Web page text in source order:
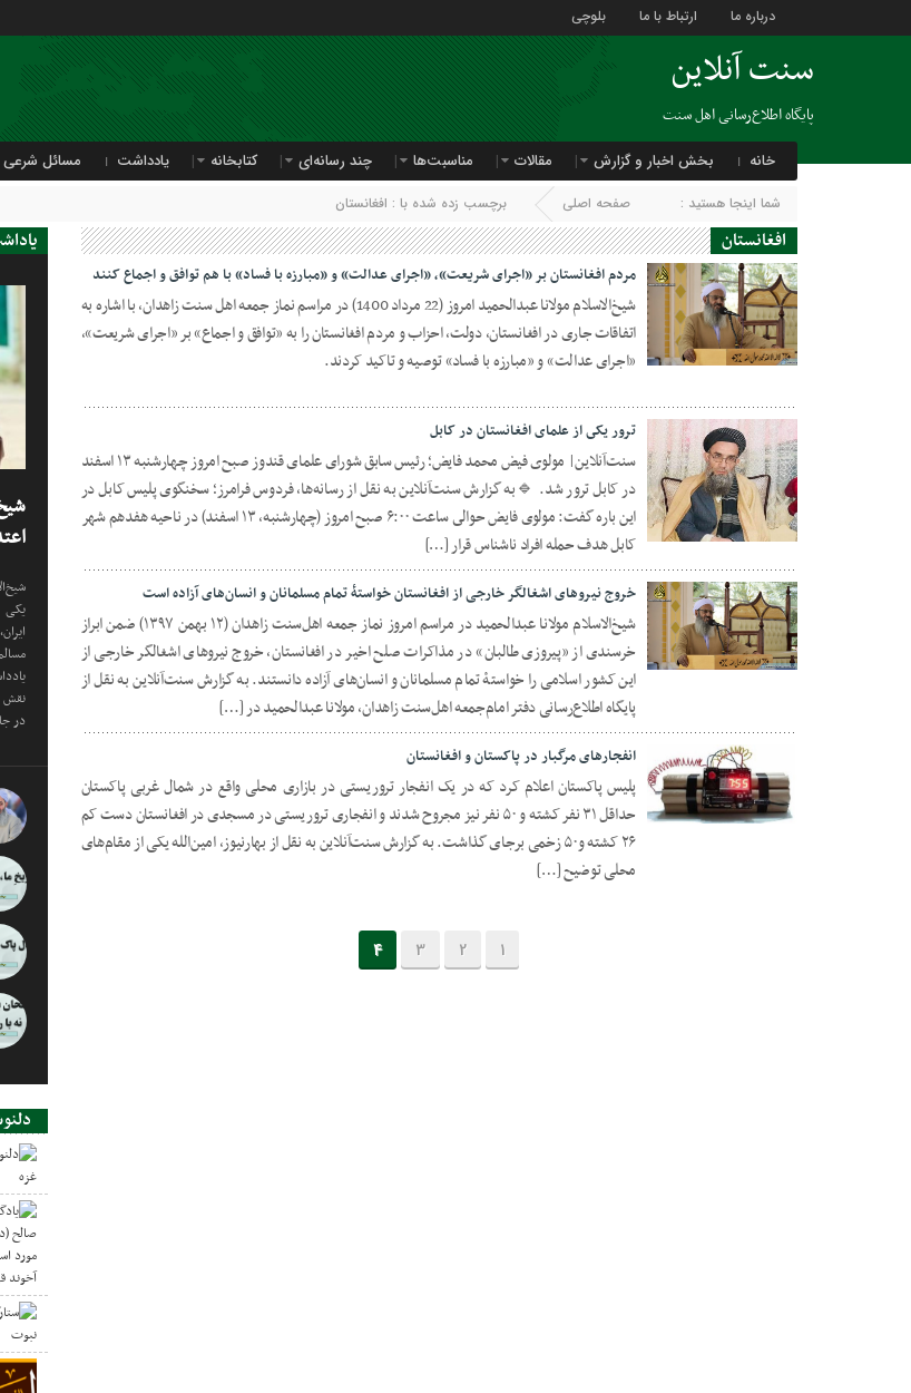
درباره ما ارتباط با ما بلوچی
سنت آنلاین
پایگاه اطلاع‌رسانی اهل سنت
خانه بخش اخبار و گزارش مقالات مناسبت‌ها چند رسانه‌ای کتابخانه یادداشت مسائل شرعی
شما اینجا هستید : صفحه اصلی برچسب زده شده با : افغانستان
افغانستان
13 آگوست 2021
مردم افغانستان بر «اجرای شریعت»، «اجرای عدالت» و «مبارزه با فساد» با هم توافق و اجماع کنند
شیخ‌الاسلام مولانا عبدالحمید امروز (22 مرداد 1400) در مراسم نماز جمعه اهل سنت زاهدان، با اشاره به
اتفاقات جاری در افغانستان، دولت، احزاب و مردم افغانستان را به «توافق و اجماع» بر «اجرای شریعت»،
«اجرای عدالت» و «مبارزه با فساد» توصیه و تاکید کردند.
03 مارس 2021
ترور يکى از علماى افغانستان در کابل
سنت‌آنلاين| مولوى فیض‌ محمد فایض؛ رئیس‌ سابق شورای علمای قندوز صبح امروز چهارشنبه ۱۳ اسفند
در کابل ترور شد. 🔹به گزارش سنت‌آنلاين به نقل از رسانه‌ها، فردوس فرامرز؛ سخنگوی پلیس کابل در
اين باره گفت: مولوی فایض حوالى ساعت ۶:۰۰ صبح امروز (چهارشنبه، ۱۳ اسفند) در ناحیه هفدهم شهر
کابل هدف حمله افراد ناشناس قرار […]
02 فوریه 2019
خروج نیروهای اشغالگر خارجی از افغانستان خواستۀ تمام مسلمانان و انسان‌های آزاده است
شیخ‌الاسلام مولانا عبدالحمید در مراسم امروز نماز جمعه اهل‌سنت زاهدان (١٢ بهمن ١٣٩٧) ضمن ابراز
خرسندی از «پیروزی طالبان» در مذاکرات صلح اخیر در افغانستان، خروج نیروهای اشغالگر خارجی از
این کشور اسلامی را خواستۀ تمام مسلمانان و انسان‌های آزاده دانستند. به گزارش سنت‌آنلاین به نقل از
پایگاه اطلاع‌رسانی دفتر امام‌جمعه اهل‌سنت زاهدان، مولانا عبدالحمید در […]
23 نوامبر 2018
انفجارهای مرگبار در پاکستان و افغانستان
پلیس پاکستان اعلام کرد که در یک انفجار تروریستی در بازاری محلی واقع در شمال غربی پاکستان
حداقل ۳۱ نفر کشته و ۵۰ نفر نیز مجروح شدند و انفجاری تروریستی در مسجدی در افغانستان دست کم
۲۶ کشته و۵۰ زخمی برجای گذاشت. به گزارش سنت‌آنلاین به نقل از بهارنیوز، امین‌الله یکی از مقام‌های
محلی توضیح […]
1
2
3
4
یکی
نقش
در